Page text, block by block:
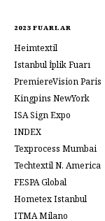
2023 FUARLAR
Heimtextil
Istanbul İplik Fuarı
PremiereVision Paris
Kingpins NewYork
ISA Sign Expo
INDEX
Texprocess Mumbai
Techtextil N. America
FESPA Global
Hometex Istanbul
ITMA Milano